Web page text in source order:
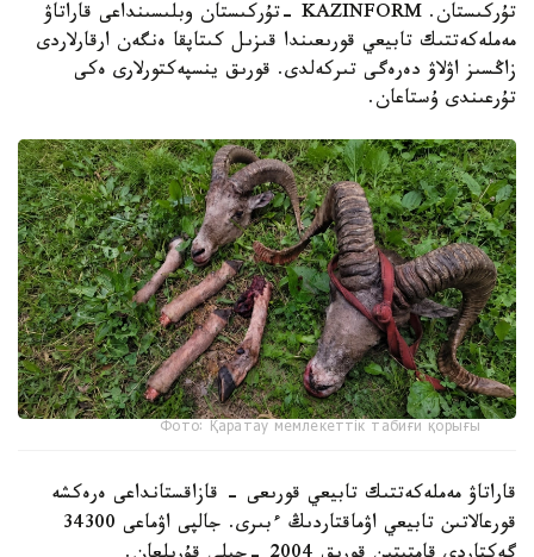
تۇركىستان. KAZINFORM -تۇركىستان وبلىسىنداعى قاراتاۋ
مەملەكەتتىك تابيعي قورىعىندا قىزىل كىتاپقا ەنگەن ارقارلاردى
زاڭسىز اۋلاۋ دەرەگى تىركەلدى. قورىق ينسپەكتورلارى ەكى
تۇرعىندى ۇستاعان.
Фото: Қаратау мемлекеттік табиғи қорығы
قاراتاۋ مەملەكەتتىك تابيعي قورىعى - قازاقستانداعى ەرەكشە
قورعالاتىن تابيعي اۋماقتاردىڭ ءبىرى. جالپى اۋماعى 34300